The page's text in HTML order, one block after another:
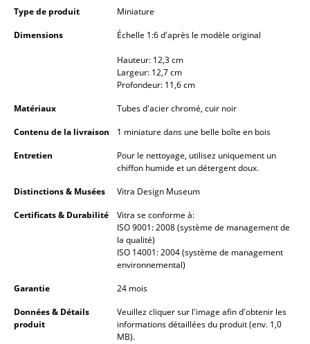
Buffets & Commodes
Caissons roulants et Meubles d’appoint
Meubles de bar
Garde-robes
Petits rangements
Pièces détachées
... voir tous les rangements
Lampes de bureau
Type de produit
Miniature
Dimensions
Échelle 1:6 d'après le modèle original
Hauteur: 12,3 cm
Largeur: 12,7 cm
Profondeur: 11,6 cm
Matériaux
Tubes d'acier chromé, cuir noir
Contenu de la livraison
1 miniature dans une belle boîte en bois
Entretien
Pour le nettoyage, utilisez uniquement un
chiffon humide et un détergent doux.
Distinctions & Musées
Vitra Design Museum
Certificats & Durabilité
Vitra se conforme à:
ISO 9001: 2008 (système de management de
la qualité)
ISO 14001: 2004 (système de management
environnemental)
Garantie
24 mois
Données & Détails
produit
Veuillez cliquer sur l'image afin d'obtenir les
informations détaillées du produit (env. 1,0
MB).